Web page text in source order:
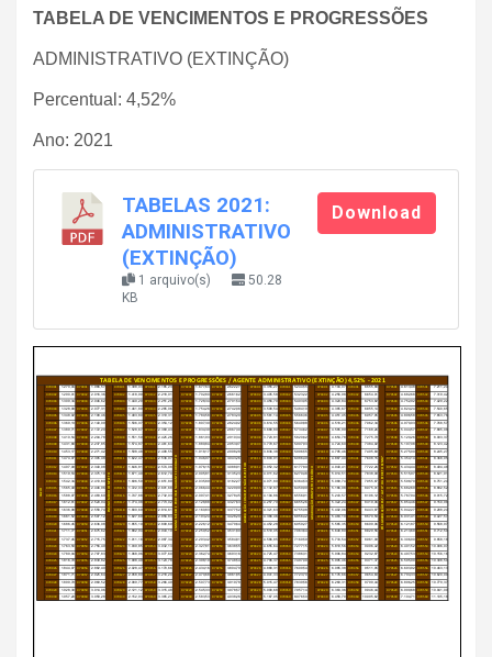
TABELA DE VENCIMENTOS E PROGRESSÕES
ADMINISTRATIVO (EXTINÇÃO)
Percentual: 4,52%
Ano: 2021
TABELAS 2021:
ADMINISTRATIVO
(EXTINÇÃO)
1 arquivo(s)
50.28
KB
Download